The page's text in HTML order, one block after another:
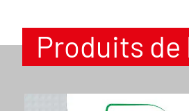
Produits de